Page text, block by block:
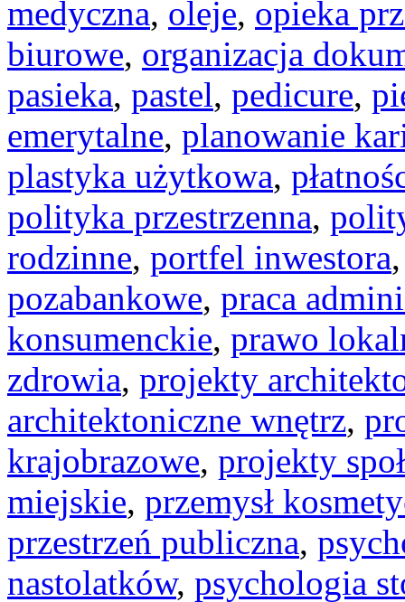
medyczna, oleje, opieka
biurowe, organizacja
pasieka, pastel, pedicure,
emerytalne, planowanie
plastyka użytkowa,
polityka przestrzenna,
rodzinne, portfel inwestora
pozabankowe, praca
konsumenckie, prawo
zdrowia, projekty
architektoniczne wnętrz,
krajobrazowe, projekty
miejskie, przemysł
przestrzeń publiczna,
nastolatków, psychologia